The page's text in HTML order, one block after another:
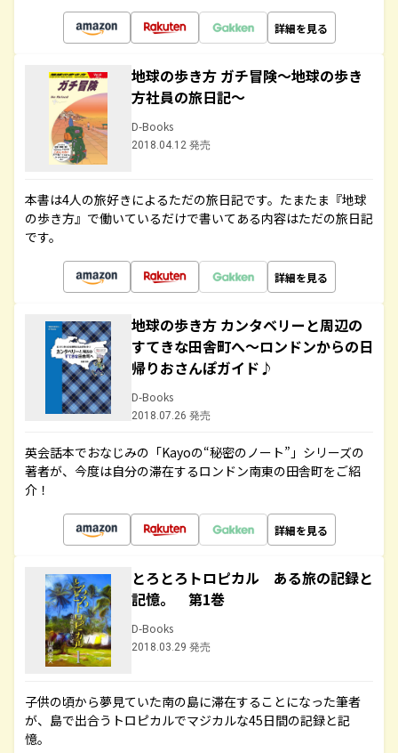
詳細を見る
地球の歩き方 ガチ冒険～地球の歩き
方社員の旅日記～
D-Books
2018.04.12 発売
本書は4人の旅好きによるただの旅日記です。たまたま『地球
の歩き方』で働いているだけで書いてある内容はただの旅日記
です。
詳細を見る
地球の歩き方 カンタベリーと周辺の
すてきな田舎町へ～ロンドンからの日
帰りおさんぽガイド♪
D-Books
2018.07.26 発売
英会話本でおなじみの「Kayoの“秘密のノート”」シリーズの
著者が、今度は自分の滞在するロンドン南東の田舎町をご紹
介！
詳細を見る
とろとろトロピカル ある旅の記録と
記憶。 第1巻
D-Books
2018.03.29 発売
子供の頃から夢見ていた南の島に滞在することになった筆者
が、島で出合うトロピカルでマジカルな45日間の記録と記
憶。